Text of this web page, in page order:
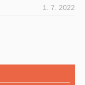
1. 7. 2022